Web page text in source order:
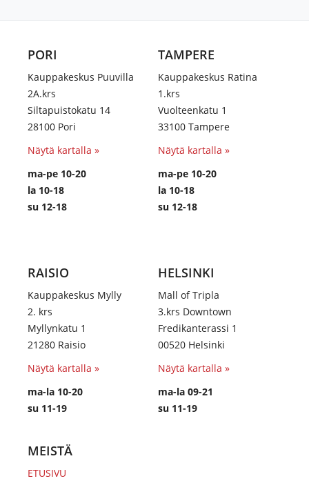
PORI
Kauppakeskus Puuvilla
2A.krs
Siltapuistokatu 14
28100 Pori
Näytä kartalla »
ma-pe 10-20
la 10-18
su 12-18
TAMPERE
Kauppakeskus Ratina
1.krs
Vuolteenkatu 1
33100 Tampere
Näytä kartalla »
ma-pe 10-20
la 10-18
su 12-18
RAISIO
Kauppakeskus Mylly
2. krs
Myllynkatu 1
21280 Raisio
Näytä kartalla »
ma-la 10-20
su 11-19
HELSINKI
Mall of Tripla
3.krs Downtown
Fredikanterassi 1
00520 Helsinki
Näytä kartalla »
ma-la 09-21
su 11-19
MEISTÄ
ETUSIVU